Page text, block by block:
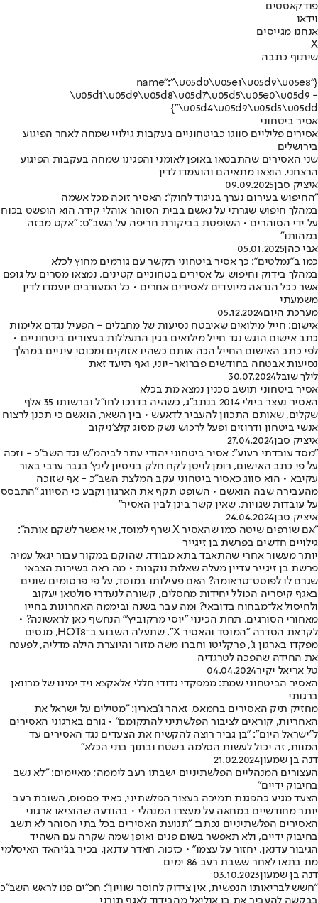
פודקאסטים
וידאו
אנחנו מגייסים
X
שיתוף כתבה
{"name":"\u05d0\u05e1\u05d9\u05e8
\u05d1\u05d9\u05d8\u05d7\u05d5\u05e0\u05d9 -
\u05d4\u05d9\u05d5\u05dd"}
אסיר ביטחוני
אסירים פליליים סווגו כביטחוניים בעקבות גילויי שמחה לאחר הפיגוע
בירושלים
שני האסירים שהתבטאו באופן לאומני והפגינו שמחה בעקבות הפיגוע
הרצחני, הוצאו מתאיהם והועמדו לדין
איציק סבן09.09.2025
"החיפוש בעירום נערך בניגוד לחוק": האסיר זוכה מכל אשמה
במהלך חיפוש שגרתי על נאשם בבית הסוהר אוהלי קידר, הוא הופשט בכוח
על ידי הסוהרים • השופטת בביקורת חריפה על השב"ס: "אקט מבזה
במהותו"
אבי כהן05.01.2025
כמו ב"נמלטים": כך אסיר ביטחוני תקשר עם גורמים מחוץ לכלא
במהלך בידוק וחיפוש על אסירים בטחוניים קטינים, נמצאו מסרים על גופם
אשר ככל הנראה מיועדים לאסירים אחרים • כל המעורבים יועמדו לדין
משמעתי
מערכת היום05.12.2024
אישום: חייל מילואים שאיבטח נסיעות של מחבלים - הפעיל נגדם אלימות
כתב אישום הוגש נגד חייל מילואים בגין התעללות בעצורים ביטחוניים •
לפי כתב האישום החייל הכה אותם כשהיו אזוקים ומכוסי עיניים במהלך
נסיעות אבטחה בחודשים פברואר-יוני, ואף תיעד זאת
לילך שובל30.07.2024
אסיר ביטחוני תושב סכנין נמצא מת בכלא
האסיר נעצר ביולי 2014 בנתב"ג, כשהיה בדרכו לחו"ל וברשותו 35 אלף
שקלים, שאותם התכוון להעביר לדאעש • בין השאר, הואשם כי תכנן לרצוח
אנשי ביטחון ודרוזים ופעל לרכוש נשק מסוג קלצ'ניקוב
איציק סבן27.04.2024
"מסד עובדתי רעוע": אסיר ביטחוני יהודי עתר לביהמ"ש נגד השב"כ - וזכה
על פי כתב האישום, רומן לויטן לקח חלק בניסיון לינץ' בגבר ערבי באור
עקיבא • הוא סווג כאסיר ביטחוני עקב המלצת השב"כ - אף שזוכה
מהעבירה שבה הואשם • השופט תקף את הארגון וקבע כי הסיווג "התבסס
על עובדות שגויות, שאין קשר בינן לבין האסיר"
איציק סבן24.04.2024
"אם שורפים שיטה כמו שהאסיר X שרף למוסד, אי אפשר לשקם אותה":
גילויים חדשים בפרשת בן זיגייר
יותר מעשור אחרי שהתאבד בתא מבודד, שהוקם במקור עבור יגאל עמיר,
פרשת בן זיגייר עדיין מעלה שאלות נוקבות • מה ראה בשירות הצבאי
שגרם לו לפוסט־טראומה? האם פעילותו במוסד, על פי פרסומים שונים
באגף קיסריה הכולל יחידות מחסלים, קשורה לנעדרי סולטאן יעקוב
ולחיסול אל־מבחוח בדובאי? ומה עבר בשנה וביממה האחרונות בחייו
מאחורי הסורגים, תחת הכינוי "יוסי מרקוביץ'" הנחשף כאן לראשונה? •
לקראת הסדרה "המוסד והאסיר X", שתעלה השבוע ב־HOT8, מנסים
מפקדו בארגון ג', פרקליטו וחברו משה מזור והיוצרת הילה מדליה, לפענח
את החידה שהפכה לטרגדיה
טל אריאל יקיר04.04.2024
האסיר הביטחוני שמת: ממפקדי גדודי חללי אלאקצא ויד ימינו של מרוואן
ברגותי
מחזיק תיק האסירים בחמאס, זאהר ג'בארין: "מטילים על ישראל את
האחריות, קוראים לציבור הפלשתיני להתקומם" • גורם בארגוני האסירים
ל"ישראל היום": "בן גביר רוצה להקשיח את הצעדים נגד האסירים עד
המוות, זה יכול לעשות הסלמה בשטח ובתוך בתי הכלא"
דנה בן שמעון21.02.2024
העצורים המנהליים הפלשתיניים ישבתו רעב ליממה; מאיימים: "לא נשב
בחיבוק ידיים"
הצעד מגיע כהפגנת תמיכה בעצור הפלשתיני, כאיד פספוס, השובת רעב
יותר מחודשיים במחאה על מעצרו המנהלי • בהודעה שהוציאו ארגוני
האסירים הפלשתיניים נכתב: "תנועת האסירים בכל בתי הסוהר לא תשב
בחיבוק ידיים, ולא תאפשר בשום פנים ואופן שמה שקרה עם השהיד
הגיבור עדנאן, יחזור על עצמו" • כזכור, חאדר עדנאן, בכיר בג'יהאד האיסלמי
מת בתאו לאחר ששבת רעב 86 ימים
דנה בן שמעון03.10.2023
“חשש לבריאותו הנפשית, אין צידוק לחוסר שוויון": חכ"ים פנו לראש השב"כ